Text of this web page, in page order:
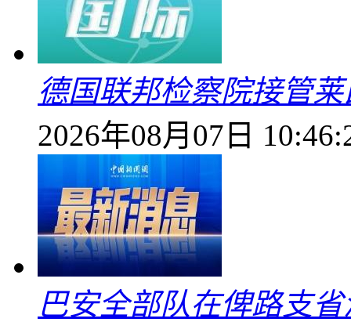
德国联邦检察院接管
2026年08月07日
巴安全部队在俾路支